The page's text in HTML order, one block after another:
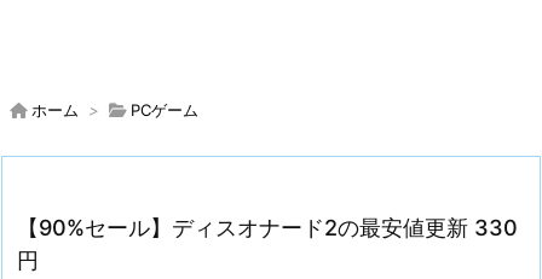
ホーム > PCゲーム
【90%セール】ディスオナード2の最安値更新 330
円